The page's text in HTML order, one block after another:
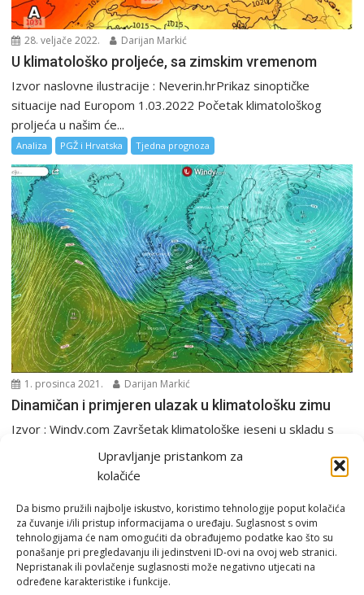
Upravljanje pristankom za
kolačiće
Da bismo pružili najbolje iskustvo, koristimo tehnologije poput kolačića
za čuvanje i/ili pristup informacijama o uređaju. Suglasnost s ovim
tehnologijama će nam omogućiti da obrađujemo podatke kao što su
ponašanje pri pregledavanju ili jedinstveni ID-ovi na ovoj web stranici.
Nepristanak ili povlačenje suglasnosti može negativno utjecati na
određene karakteristike i funkcije.
28. veljače 2022. Darijan Markić
U klimatološko proljeće, sa zimskim vremenom
Izvor naslovne ilustracije : Neverin.hrPrikaz sinoptičke
situacije nad Europom 1.03.2022 Početak klimatološkog
proljeća u našim će...
Analiza PGŽ i Hrvatska Tjedna prognoza
1. prosinca 2021. Darijan Markić
Dinamičan i primjeren ulazak u klimatološku zimu
Izvor : Windy.com Završetak klimatološke jeseni u skladu s
dobom godine, prvi snijeg u gorju iznad...
PGŽ i Hrvatska
Email: rimeteoATyahoo.com